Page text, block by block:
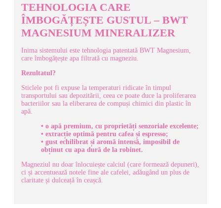
TEHNOLOGIA CARE
ÎMBOGĂȚEȘTE GUSTUL – BWT
MAGNESIUM MINERALIZER
Inima sistemului este tehnologia patentată BWT Magnesium,
care îmbogățește apa filtrată cu magneziu.
Rezultatul?
Sticlele pot fi expuse la temperaturi ridicate în timpul
transportului sau depozitării, ceea ce poate duce la proliferarea
bacteriilor sau la eliberarea de compuși chimici din plastic în
apă.
• o apă premium, cu proprietăți senzoriale excelente;
• extracție optimă pentru cafea și espresso;
• gust echilibrat și aromă intensă, imposibil de
obținut cu apa dură de la robinet.
Magneziul nu doar înlocuiește calciul (care formează depuneri),
ci și accentuează notele fine ale cafelei, adăugând un plus de
claritate și dulceață în ceașcă.